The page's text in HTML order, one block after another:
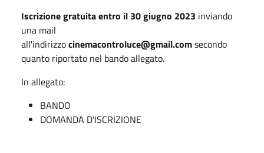
Iscrizione gratuita entro il 30 giugno 2023 inviando
una mail
all'indirizzocinemacontroluce@gmail.comsecondo
quanto riportato nel bando allegato.
In allegato:
BANDO
DOMANDA D'ISCRIZIONE